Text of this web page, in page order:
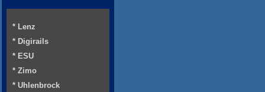
* Lenz
* Digirails
* ESU
* Zimo
* Uhlenbrock